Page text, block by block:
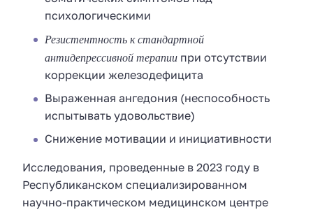
психологическими
Резистентность к стандартной
антидепрессивной терапии при отсутствии
коррекции железодефицита
Выраженная ангедония (неспособность
испытывать удовольствие)
Снижение мотивации и инициативности
Исследования, проведенные в 2023 году в
Республиканском специализированном
научно-практическом медицинском центре